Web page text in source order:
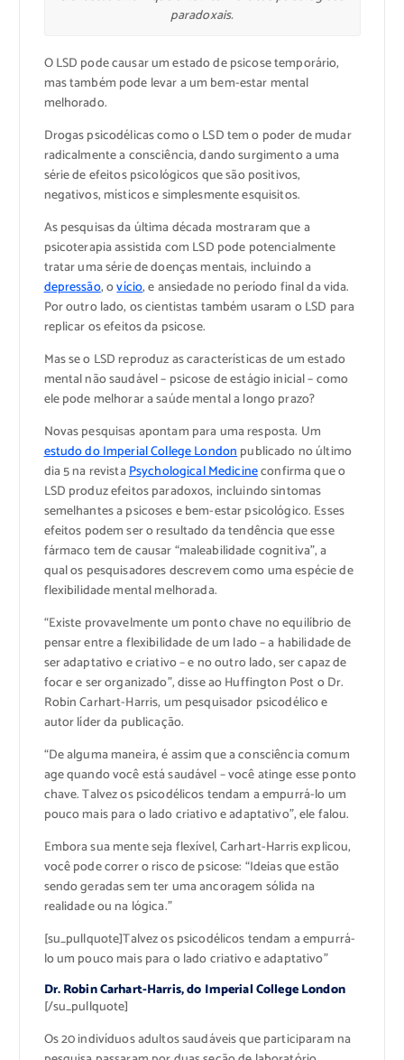
paradoxais.
O LSD pode causar um estado de psicose temporário,
mas também pode levar a um bem-estar mental
melhorado.
Drogas psicodélicas como o LSD tem o poder de mudar
radicalmente a consciência, dando surgimento a uma
série de efeitos psicológicos que são positivos,
negativos, místicos e simplesmente esquisitos.
As pesquisas da última década mostraram que a
psicoterapia assistida com LSD pode potencialmente
tratar uma série de doenças mentais, incluindo a
depressão, ovício, e ansiedade no período final da vida.
Por outro lado, os cientistas também usaram o LSD para
replicar os efeitos da psicose.
Mas se o LSD reproduz as características de um estado
mental não saudável – psicose de estágio inicial – como
ele pode melhorar a saúde mental a longo prazo?
Novas pesquisas apontam para uma resposta. Um
estudo do Imperial College Londonpublicado no último
dia 5 na revistaPsychological Medicineconfirma que o
LSD produz efeitos paradoxos, incluindo sintomas
semelhantes a psicoses e bem-estar psicológico. Esses
efeitos podem ser o resultado da tendência que esse
fármaco tem de causar “maleabilidade cognitiva”, a
qual os pesquisadores descrevem como uma espécie de
flexibilidade mental melhorada.
“Existe provavelmente um ponto chave no equilíbrio de
pensar entre a flexibilidade de um lado – a habilidade de
ser adaptativo e criativo – e no outro lado, ser capaz de
focar e ser organizado”, disse ao Huffington Post o Dr.
Robin Carhart-Harris, um pesquisador psicodélico e
autor líder da publicação.
“De alguma maneira, é assim que a consciência comum
age quando você está saudável – você atinge esse ponto
chave. Talvez os psicodélicos tendam a empurrá-lo um
pouco mais para o lado criativo e adaptativo”, ele falou.
Embora sua mente seja flexível, Carhart-Harris explicou,
você pode correr o risco de psicose: “Ideias que estão
sendo geradas sem ter uma ancoragem sólida na
realidade ou na lógica.”
[su_pullquote]Talvez os psicodélicos tendam a empurrá-
lo um pouco mais para o lado criativo e adaptativo”
Dr. Robin Carhart-Harris, do Imperial College London
[/su_pullquote]
Os 20 indivíduos adultos saudáveis que participaram na